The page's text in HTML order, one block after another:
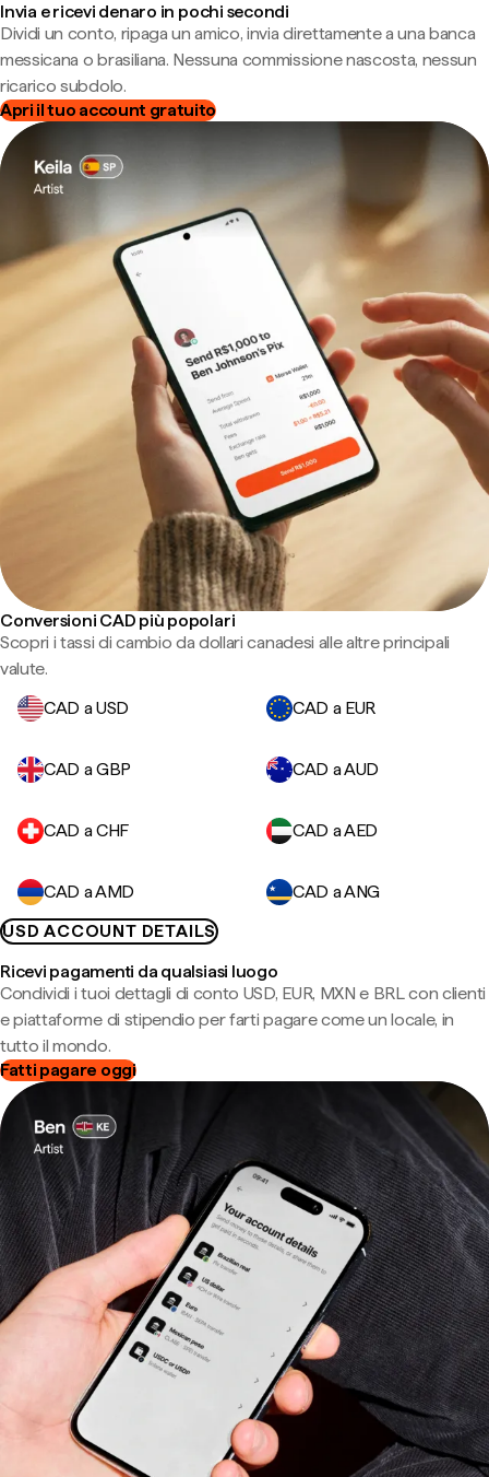
Invia e ricevi denaro in pochi secondi
Dividi un conto, ripaga un amico, invia direttamente a una banca
messicana o brasiliana. Nessuna commissione nascosta, nessun
ricarico subdolo.
Apri il tuo account gratuito
Conversioni CAD più popolari
Scopri i tassi di cambio da dollari canadesi alle altre principali
valute.
CAD a USD
CAD a EUR
CAD a GBP CAD a AUD
CAD a CHF CAD a AED
CAD a AMD
CAD a ANG
USD ACCOUNT DETAILS
Ricevi pagamenti da qualsiasi luogo
Condividi i tuoi dettagli di conto USD, EUR, MXN e BRL con clienti
e piattaforme di stipendio per farti pagare come un locale, in
tutto il mondo.
Fatti pagare oggi